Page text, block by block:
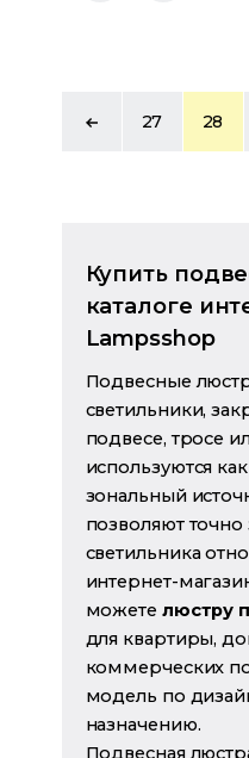
27 28
Купить
каталоге
Lampsshop
Подвесные
светильники,
подвесе, тросе
используются
зональный
позволяют точно
светильника
интернет-
можете люстру
для квартиры,
коммерческих
модель по
назначению.
Подвесная